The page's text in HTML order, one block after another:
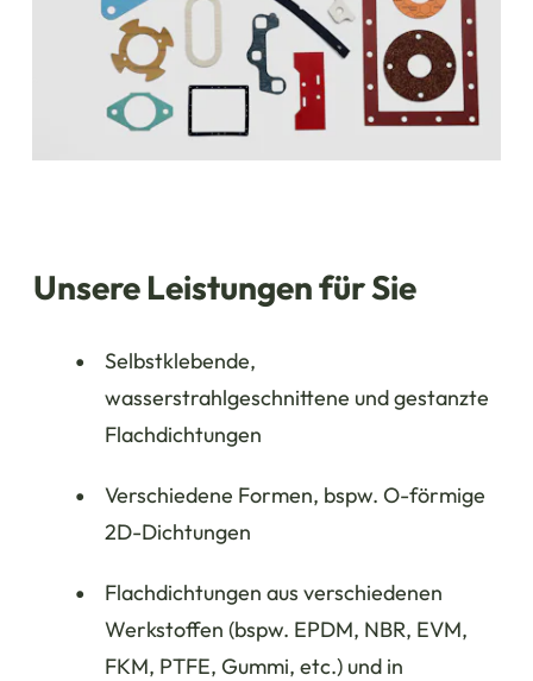
Unsere Leistungen für Sie
Selbstklebende,
wasserstrahlgeschnittene und gestanzte
Flachdichtungen
Verschiedene Formen, bspw. O-förmige
2D-Dichtungen
Flachdichtungen aus verschiedenen
Werkstoffen (bspw. EPDM, NBR, EVM,
FKM, PTFE, Gummi, etc.) und in